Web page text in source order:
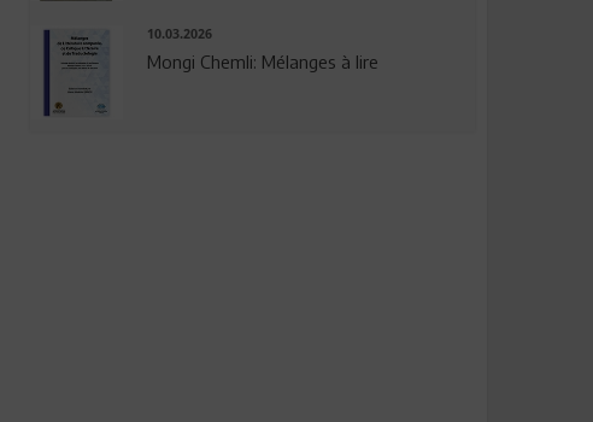
10.03.2026
Mongi Chemli: Mélanges à lire